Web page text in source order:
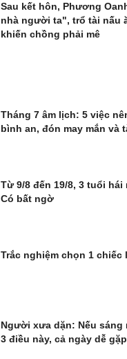
Sau kết hôn, Phương
nhà người ta", trổ tài nấu
khiến chồng phải mê
Tháng 7 âm lịch: 5 việc
bình an, đón may mắn và
Từ 9/8 đến 19/8, 3 tuổi hái
Có bất ngờ
Trắc nghiệm chọn 1 chiếc
Người xưa dặn: Nếu sáng
3 điều này, cả ngày dễ